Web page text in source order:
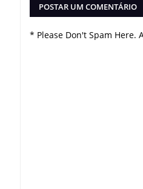
POSTAR UM COMENTÁRIO
* Please Don't Spam Here.